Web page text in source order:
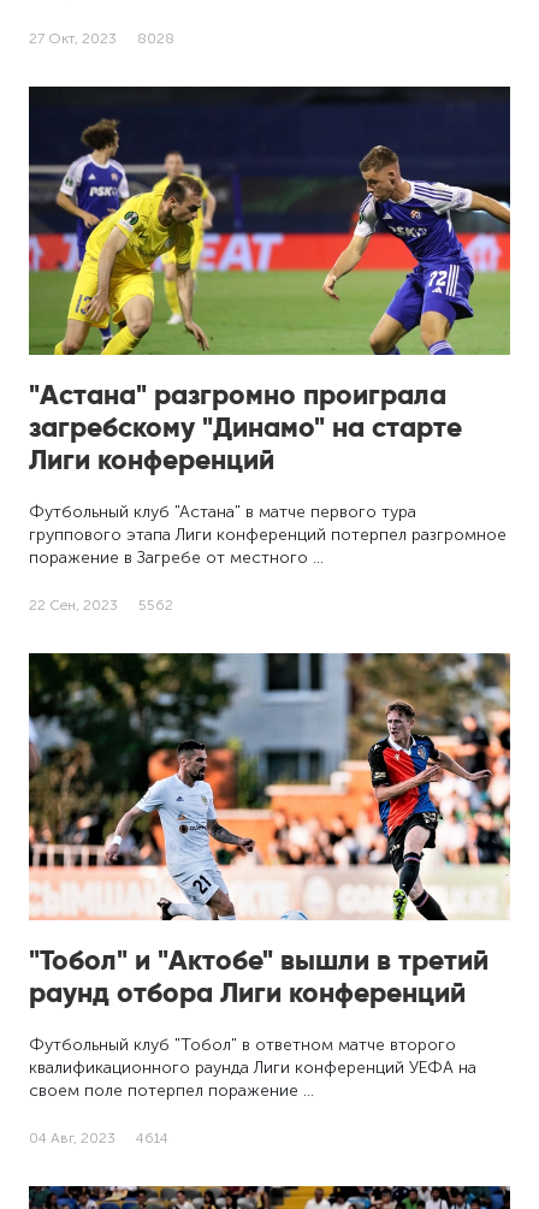
27 Окт, 2023 8028
"Астана" разгромно проиграла
загребскому "Динамо" на старте
Лиги конференций
Футбольный клуб "Астана" в матче первого тура
группового этапа Лиги конференций потерпел разгромное
поражение в Загребе от местного …
22 Сен, 2023 5562
"Тобол" и "Актобе" вышли в третий
раунд отбора Лиги конференций
Футбольный клуб "Тобол" в ответном матче второго
квалификационного раунда Лиги конференций УЕФА на
своем поле потерпел поражение …
04 Авг, 2023 4614